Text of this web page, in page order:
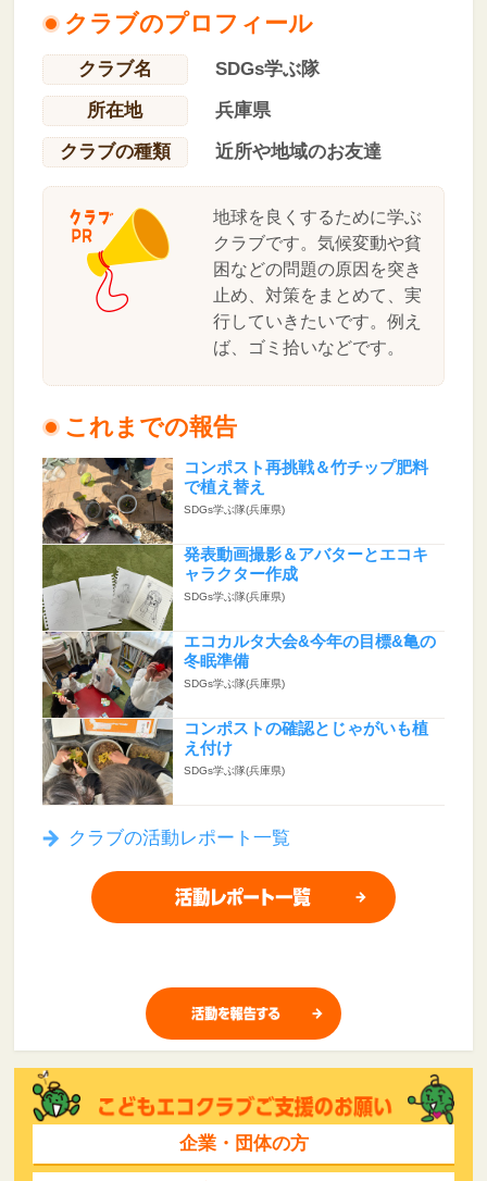
クラブのプロフィール
クラブ名
SDGs学ぶ隊
所在地
兵庫県
クラブの種類
近所や地域のお友達
地球を良くするために学ぶ
クラブです。気候変動や貧
困などの問題の原因を突き
止め、対策をまとめて、実
行していきたいです。例え
ば、ゴミ拾いなどです。
これまでの報告
コンポスト再挑戦＆竹チップ肥料
で植え替え
SDGs学ぶ隊(兵庫県)
発表動画撮影＆アバターとエコキ
ャラクター作成
SDGs学ぶ隊(兵庫県)
エコカルタ大会&今年の目標&亀の
冬眠準備
SDGs学ぶ隊(兵庫県)
コンポストの確認とじゃがいも植
え付け
SDGs学ぶ隊(兵庫県)
クラブの活動レポート一覧
企業・団体の方